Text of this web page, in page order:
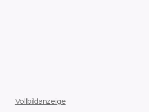
Vollbildanzeige